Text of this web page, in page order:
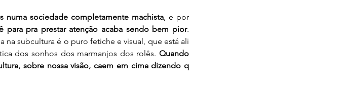
numa sociedade completamente machista, e por
para pra prestar atenção acaba sendo bem pior.
subcultura é o puro fetiche e visual, que está ali
dos sonhos dos marmanjos dos rolês. Quando
sobre nossa visão, caem em cima dizendo q